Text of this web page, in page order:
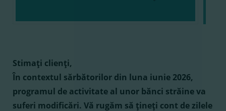
Stimaţi clienţi,
În contextul sărbătorilor din luna iunie 2026,
programul de activitate al unor bănci străine va
suferi modificări. Vă rugăm să ţineţi cont de zilele